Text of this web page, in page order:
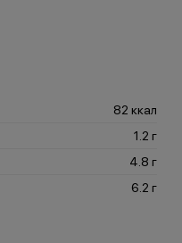
82 ккал
1.2 г
4.8 г
6.2 г